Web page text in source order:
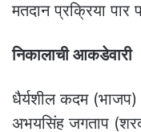
मतदान प्रक्रिया पार
निकालाची आकडेवारी
धैर्यशील कदम
अभयसिंह जगताप